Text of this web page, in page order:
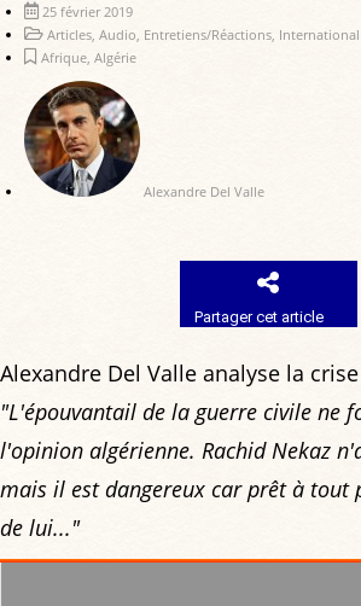
25 février 2019
Articles Audio Entretiens/Réactions International
Afrique Algérie
Alexandre Del Valle
Partager cet article
Alexandre Del Valle analyse la
"L'épouvantail de la guerre civile ne
l'opinion algérienne. Rachid Nekaz
mais il est dangereux car prêt à tout
de lui..."